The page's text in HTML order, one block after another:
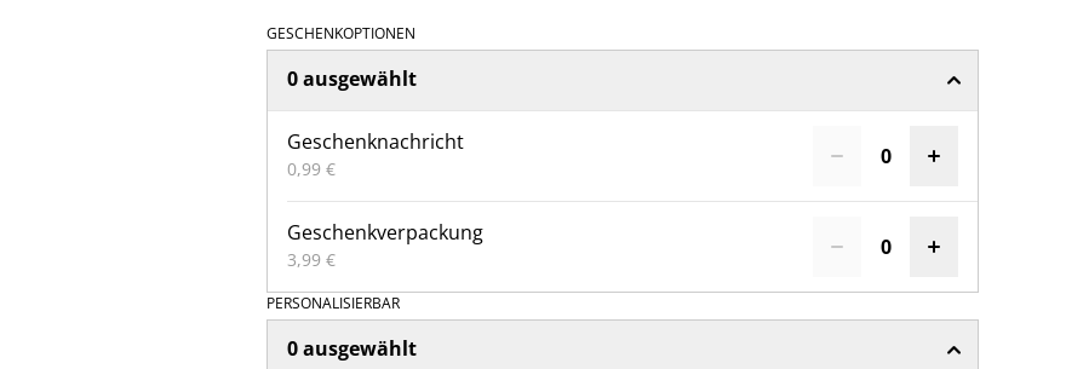
GESCHENKOPTIONEN
0 ausgewählt
Geschenknachricht
0,99 €
Geschenkverpackung
3,99 €
PERSONALISIERBAR
0 ausgewählt